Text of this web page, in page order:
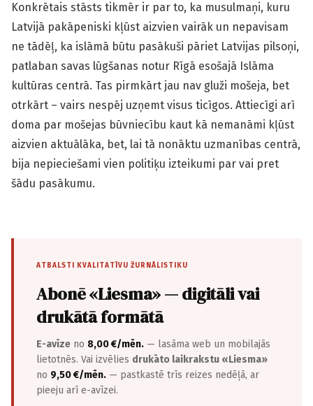
Konkrētais stāsts tikmēr ir par to, ka musulmaņi, kuru
Latvijā pakāpeniski kļūst aizvien vairāk un nepavisam
ne tādēļ, ka islāmā būtu pasākuši pāriet Latvijas pilsoņi,
patlaban savas lūgšanas notur Rīgā esošajā Islāma
kultūras centrā. Tas pirmkārt jau nav gluži mošeja, bet
otrkārt – vairs nespēj uzņemt visus ticīgos. Attiecīgi arī
doma par mošejas būvniecību kaut kā nemanāmi kļūst
aizvien aktuālāka, bet, lai tā nonāktu uzmanības centrā,
bija nepieciešami vien politiķu izteikumi par vai pret
šādu pasākumu.
ATBALSTI KVALITATĪVU ŽURNĀLISTIKU
Abonē «Liesma» — digitāli vai
drukātā formātā
E-avīze no 8,00 €/mēn. — lasāma web un mobilajās
lietotnēs. Vai izvēlies drukāto laikrakstu «Liesma»
no 9,50 €/mēn. — pastkastē trīs reizes nedēļā, ar
pieeju arī e-avīzei.